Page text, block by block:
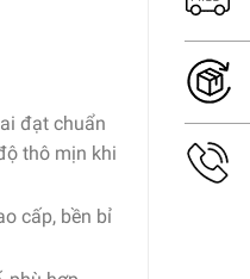
đạt chuẩn
thô mịn khi
cấp, bền bỉ